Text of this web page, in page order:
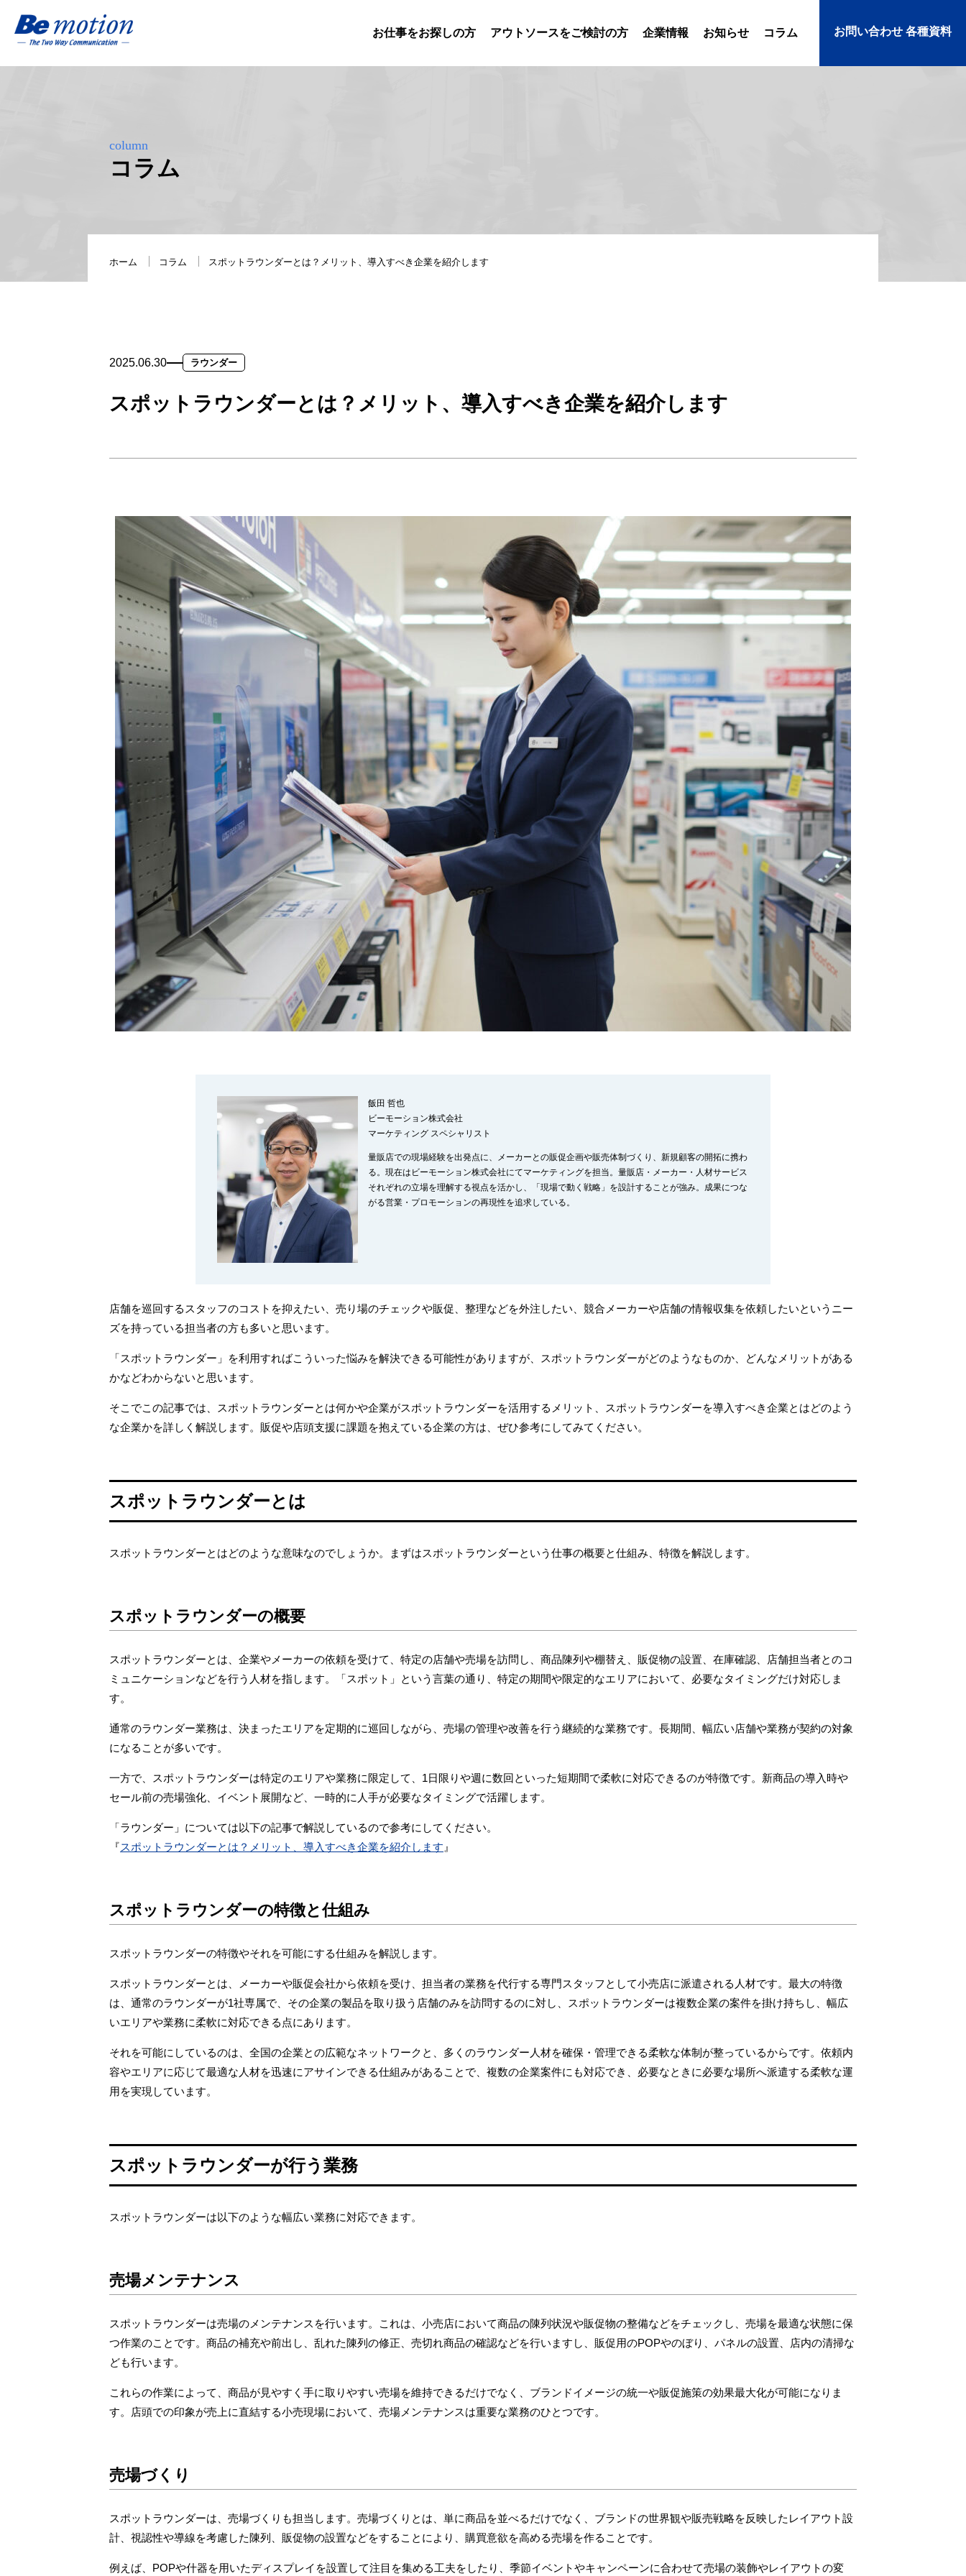
お仕事をお探しの方 アウトソースをご検討の方 企業情報 お知らせ コラム お問い合わせ 各種資料
column
コラム
ホーム コラム スポットラウンダーとは？メリット、導入すべき企業を紹介します
2025.06.30 ラウンダー
スポットラウンダーとは？メリット、導入すべき企業を紹介します
飯田 哲也
ビーモーション株式会社
マーケティング スペシャリスト
量販店での現場経験を出発点に、メーカーとの販促企画や販売体制づくり、新規顧客の開拓に携わ
る。現在はビーモーション株式会社にてマーケティングを担当。量販店・メーカー・人材サービス
それぞれの立場を理解する視点を活かし、「現場で動く戦略」を設計することが強み。成果につな
がる営業・プロモーションの再現性を追求している。
店舗を巡回するスタッフのコストを抑えたい、売り場のチェックや販促、整理などを外注したい、競合メーカーや店舗の情報収集を依頼したいというニー
ズを持っている担当者の方も多いと思います。
「スポットラウンダー」を利用すればこういった悩みを解決できる可能性がありますが、スポットラウンダーがどのようなものか、どんなメリットがある
かなどわからないと思います。
そこでこの記事では、スポットラウンダーとは何かや企業がスポットラウンダーを活用するメリット、スポットラウンダーを導入すべき企業とはどのよう
な企業かを詳しく解説します。販促や店頭支援に課題を抱えている企業の方は、ぜひ参考にしてみてください。
スポットラウンダーとは
スポットラウンダーとはどのような意味なのでしょうか。まずはスポットラウンダーという仕事の概要と仕組み、特徴を解説します。
スポットラウンダーの概要
スポットラウンダーとは、企業やメーカーの依頼を受けて、特定の店舗や売場を訪問し、商品陳列や棚替え、販促物の設置、在庫確認、店舗担当者とのコ
ミュニケーションなどを行う人材を指します。「スポット」という言葉の通り、特定の期間や限定的なエリアにおいて、必要なタイミングだけ対応しま
す。
通常のラウンダー業務は、決まったエリアを定期的に巡回しながら、売場の管理や改善を行う継続的な業務です。長期間、幅広い店舗や業務が契約の対象
になることが多いです。
一方で、スポットラウンダーは特定のエリアや業務に限定して、1日限りや週に数回といった短期間で柔軟に対応できるのが特徴です。新商品の導入時や
セール前の売場強化、イベント展開など、一時的に人手が必要なタイミングで活躍します。
「ラウンダー」については以下の記事で解説しているので参考にしてください。
『スポットラウンダーとは？メリット、導入すべき企業を紹介します 』
スポットラウンダーの特徴と仕組み
スポットラウンダーの特徴やそれを可能にする仕組みを解説します。
スポットラウンダーとは、メーカーや販促会社から依頼を受け、担当者の業務を代行する専門スタッフとして小売店に派遣される人材です。最大の特徴
は、通常のラウンダーが1社専属で、その企業の製品を取り扱う店舗のみを訪問するのに対し、スポットラウンダーは複数企業の案件を掛け持ちし、幅広
いエリアや業務に柔軟に対応できる点にあります。
それを可能にしているのは、全国の企業との広範なネットワークと、多くのラウンダー人材を確保・管理できる柔軟な体制が整っているからです。依頼内
容やエリアに応じて最適な人材を迅速にアサインできる仕組みがあることで、複数の企業案件にも対応でき、必要なときに必要な場所へ派遣する柔軟な運
用を実現しています。
スポットラウンダーが行う業務
スポットラウンダーは以下のような幅広い業務に対応できます。
売場メンテナンス
スポットラウンダーは売場のメンテナンスを行います。これは、小売店において商品の陳列状況や販促物の整備などをチェックし、売場を最適な状態に保
つ作業のことです。商品の補充や前出し、乱れた陳列の修正、売切れ商品の確認などを行いますし、販促用のPOPやのぼり、パネルの設置、店内の清掃な
ども行います。
これらの作業によって、商品が見やすく手に取りやすい売場を維持できるだけでなく、ブランドイメージの統一や販促施策の効果最大化が可能になりま
す。店頭での印象が売上に直結する小売現場において、売場メンテナンスは重要な業務のひとつです。
売場づくり
スポットラウンダーは、売場づくりも担当します。売場づくりとは、単に商品を並べるだけでなく、ブランドの世界観や販売戦略を反映したレイアウト設
計、視認性や導線を考慮した陳列、販促物の設置などをすることにより、購買意欲を高める売場を作ることです。
例えば、POPや什器を用いたディスプレイを設置して注目を集める工夫をしたり、季節イベントやキャンペーンに合わせて売場の装飾やレイアウトの変